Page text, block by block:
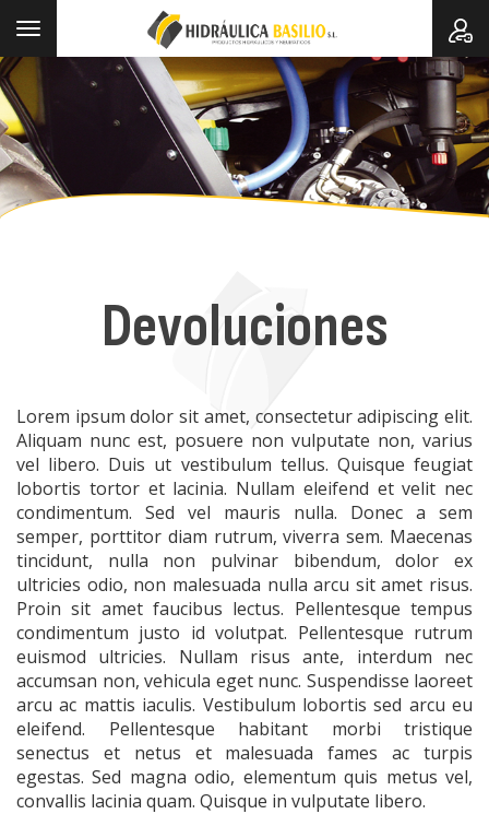
Toggle
navigation
Devoluciones
Lorem ipsum dolor sit amet, consectetur adipiscing elit.
Aliquam nunc est, posuere non vulputate non, varius
vel libero. Duis ut vestibulum tellus. Quisque feugiat
lobortis tortor et lacinia. Nullam eleifend et velit nec
condimentum. Sed vel mauris nulla. Donec a sem
semper, porttitor diam rutrum, viverra sem. Maecenas
tincidunt, nulla non pulvinar bibendum, dolor ex
ultricies odio, non malesuada nulla arcu sit amet risus.
Proin sit amet faucibus lectus. Pellentesque tempus
condimentum justo id volutpat. Pellentesque rutrum
euismod ultricies. Nullam risus ante, interdum nec
accumsan non, vehicula eget nunc. Suspendisse laoreet
arcu ac mattis iaculis. Vestibulum lobortis sed arcu eu
eleifend. Pellentesque habitant morbi tristique
senectus et netus et malesuada fames ac turpis
egestas. Sed magna odio, elementum quis metus vel,
convallis lacinia quam. Quisque in vulputate libero.